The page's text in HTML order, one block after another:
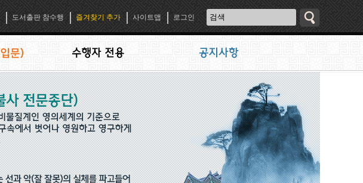
도서출판 참수행 즐겨찾기 추가 사이트맵 로그인